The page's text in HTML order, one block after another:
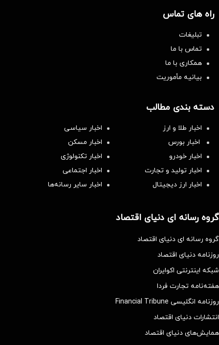
راه های تماس
تبلیغات
تماس با ما
همکاری با ما
بیانیه مأموریت
دسته بندی مطالب
اخبار طلا و ارز
اخبار سیاسی
اخبار بورس
اخبار مسکن
اخبار خودرو
اخبار تکنولوژی
اخبار تولید و تجارت
اخبار اجتماعی
اخبار ارز دیجیتال
اخبار سایر رسانه‌‌ها
گروه رسانه ای دنیای اقتصاد
گروه رسانه ای دنیای اقتصاد
روزنامه دنیای اقتصاد
شبکه اینترنتی اکوایران
هفته‌نامه تجارت فردا
روزنامه انگلیسی Financial Tribune
انتشارات دنیای اقتصاد
همایش‌های دنیای اقتصاد